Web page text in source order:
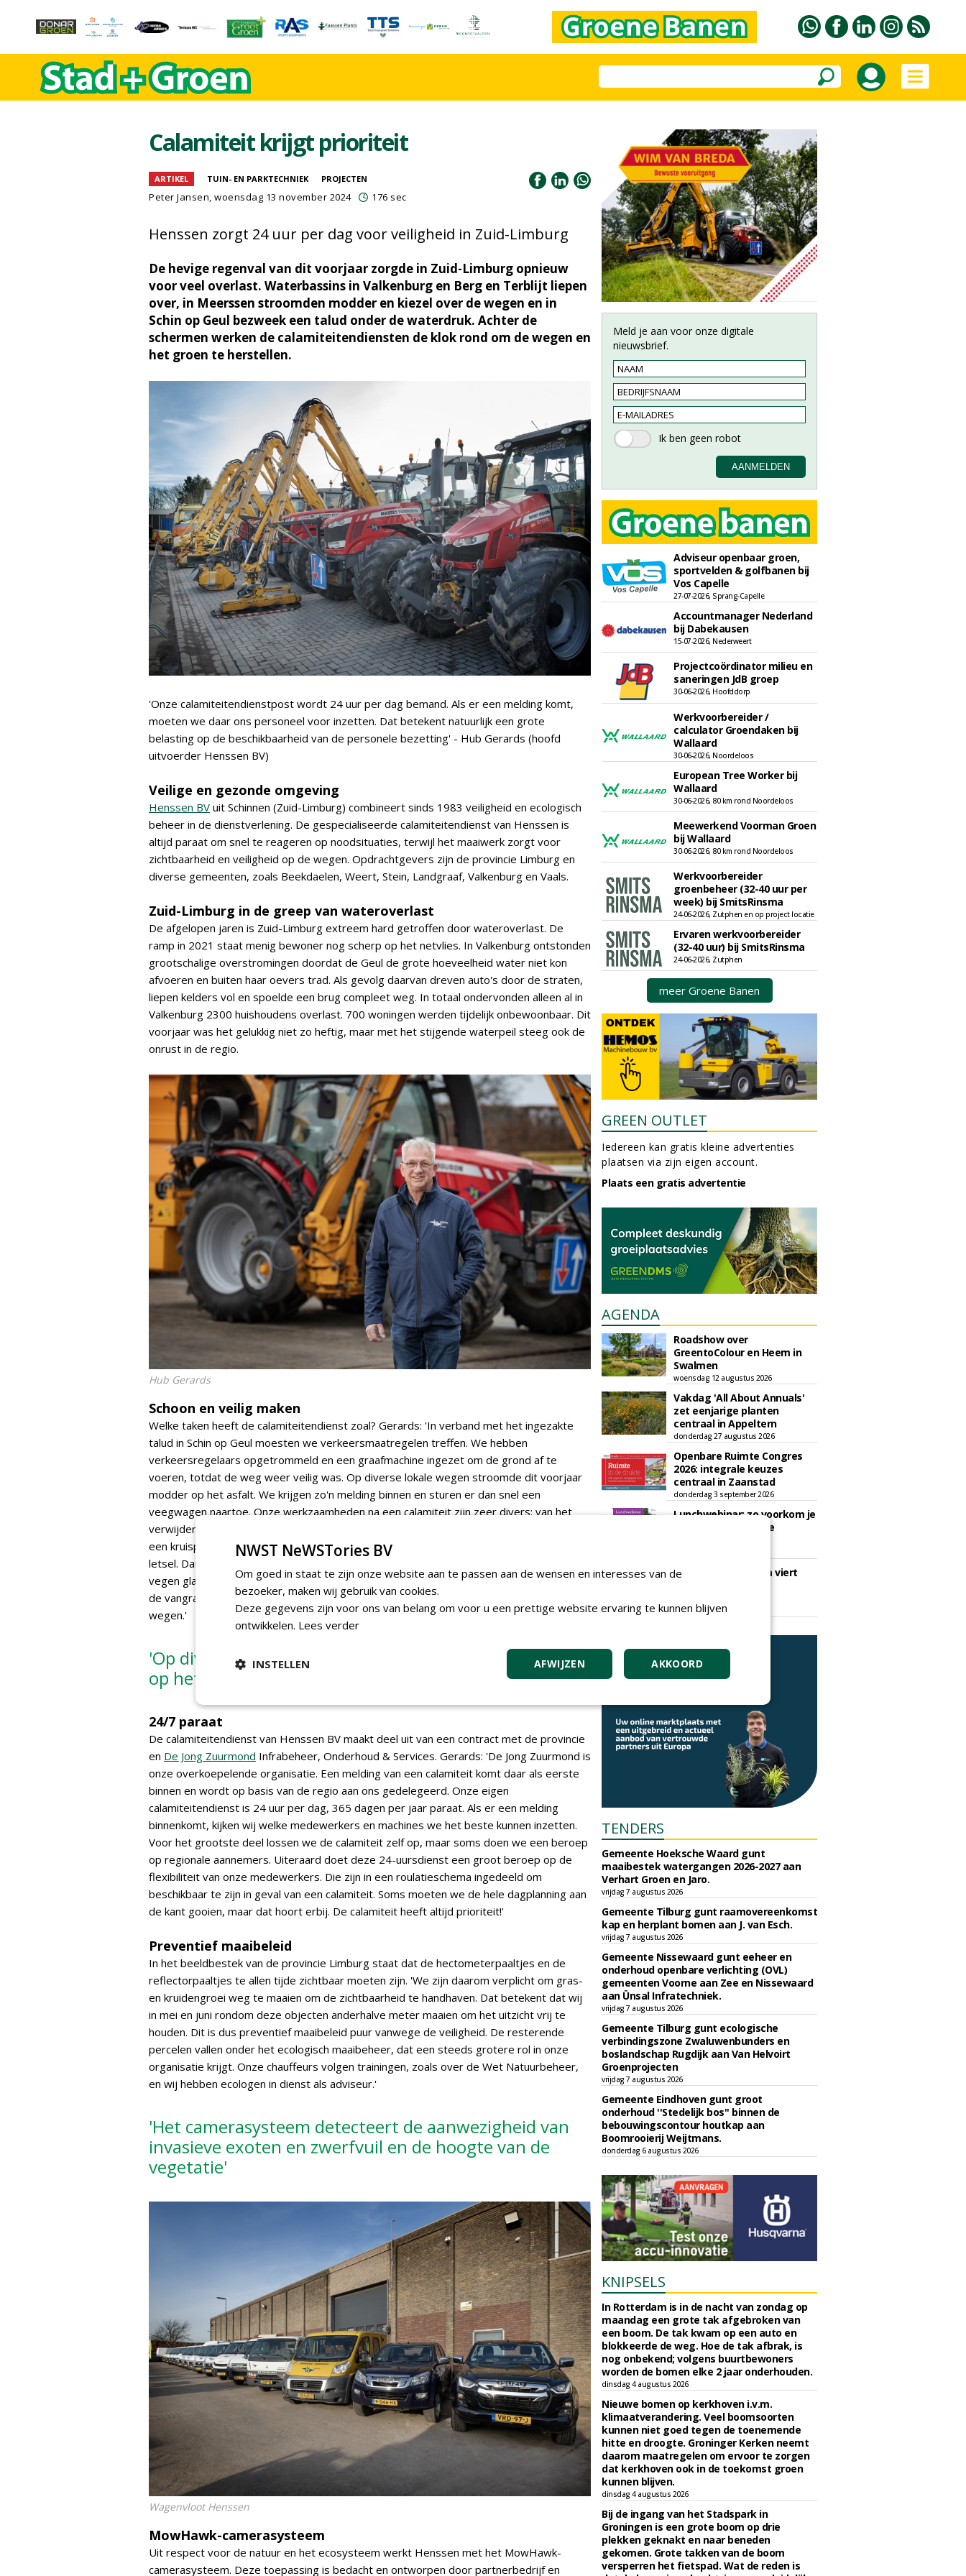
Calamiteit krijgt prioriteit
ARTIKEL TUIN- EN PARKTECHNIEK PROJECTEN
Peter Jansen, woensdag 13 november 2024 176 sec
Henssen zorgt 24 uur per dag voor veiligheid in Zuid-Limburg
De hevige regenval van dit voorjaar zorgde in Zuid-Limburg opnieuw
voor veel overlast. Waterbassins in Valkenburg en Berg en Terblijt liepen
over, in Meerssen stroomden modder en kiezel over de wegen en in
Schin op Geul bezweek een talud onder de waterdruk. Achter de
schermen werken de calamiteitendiensten de klok rond om de wegen en
het groen te herstellen.
'Onze calamiteitendienstpost wordt 24 uur per dag bemand. Als er een melding komt,
moeten we daar ons personeel voor inzetten. Dat betekent natuurlijk een grote
belasting op de beschikbaarheid van de personele bezetting' - Hub Gerards (hoofd
uitvoerder Henssen BV)
Veilige en gezonde omgeving
Henssen BV uit Schinnen (Zuid-Limburg) combineert sinds 1983 veiligheid en ecologisch
beheer in de dienstverlening. De gespecialiseerde calamiteitendienst van Henssen is
altijd paraat om snel te reageren op noodsituaties, terwijl het maaiwerk zorgt voor
zichtbaarheid en veiligheid op de wegen. Opdrachtgevers zijn de provincie Limburg en
diverse gemeenten, zoals Beekdaelen, Weert, Stein, Landgraaf, Valkenburg en Vaals.
Zuid-Limburg in de greep van wateroverlast
De afgelopen jaren is Zuid-Limburg extreem hard getroffen door wateroverlast. De
ramp in 2021 staat menig bewoner nog scherp op het netvlies. In Valkenburg ontstonden
grootschalige overstromingen doordat de Geul de grote hoeveelheid water niet kon
afvoeren en buiten haar oevers trad. Als gevolg daarvan dreven auto's door de straten,
liepen kelders vol en spoelde een brug compleet weg. In totaal ondervonden alleen al in
Valkenburg 2300 huishoudens overlast. 700 woningen werden tijdelijk onbewoonbaar. Dit
voorjaar was het gelukkig niet zo heftig, maar met het stijgende waterpeil steeg ook de
onrust in de regio.
Hub Gerards
Schoon en veilig maken
Welke taken heeft de calamiteitendienst zoal? Gerards: 'In verband met het ingezakte
talud in Schin op Geul moesten we verkeersmaatregelen treffen. We hebben
verkeersregelaars opgetrommeld en een graafmachine ingezet om de grond af te
voeren, totdat de weg weer veilig was. Op diverse lokale wegen stroomde dit voorjaar
modder op het asfalt. We krijgen zo'n melding binnen en sturen er dan snel een
veegwagen naartoe. Onze werkzaamheden na een calamiteit zijn zeer divers: van het
verwijderen van een kadaver of afgebroken takken tot het regelen van het verkeer bij
een kruispunt waar de verkeersregelinstallatie kapot is. Soms is er een ongeval met
letsel. Dan vindt er een onderzoek plaats door de politie en zetten wij de weg af en
vegen glas, olie en eventueel bloed weg. We bergen het wrak niet, maar repareren wel
de vangrail als dat nodig blijkt. De kerntaak bestaat uit het schoon en veilig maken van de
wegen.'
'Op diverse lokale wegen stroomde dit voorjaar modder
op het asfalt'
24/7 paraat
De calamiteitendienst van Henssen BV maakt deel uit van een contract met de provincie
en De Jong Zuurmond Infrabeheer, Onderhoud & Services. Gerards: 'De Jong Zuurmond is
onze overkoepelende organisatie. Een melding van een calamiteit komt daar als eerste
binnen en wordt op basis van de regio aan ons gedelegeerd. Onze eigen
calamiteitendienst is 24 uur per dag, 365 dagen per jaar paraat. Als er een melding
binnenkomt, kijken wij welke medewerkers en machines we het beste kunnen inzetten.
Voor het grootste deel lossen we de calamiteit zelf op, maar soms doen we een beroep
op regionale aannemers. Uiteraard doet deze 24-uursdienst een groot beroep op de
flexibiliteit van onze medewerkers. Die zijn in een roulatieschema ingedeeld om
beschikbaar te zijn in geval van een calamiteit. Soms moeten we de hele dagplanning aan
de kant gooien, maar dat hoort erbij. De calamiteit heeft altijd prioriteit!'
Preventief maaibeleid
In het beeldbestek van de provincie Limburg staat dat de hectometerpaaltjes en de
reflectorpaaltjes te allen tijde zichtbaar moeten zijn. 'We zijn daarom verplicht om gras-
en kruidengroei weg te maaien om de zichtbaarheid te handhaven. Dat betekent dat wij
in mei en juni rondom deze objecten anderhalve meter maaien om het uitzicht vrij te
houden. Dit is dus preventief maaibeleid puur vanwege de veiligheid. De resterende
percelen vallen onder het ecologisch maaibeheer, dat een steeds grotere rol in onze
organisatie krijgt. Onze chauffeurs volgen trainingen, zoals over de Wet Natuurbeheer,
en wij hebben ecologen in dienst als adviseur.'
'Het camerasysteem detecteert de aanwezigheid van
invasieve exoten en zwerfvuil en de hoogte van de
vegetatie'
Wagenvloot Henssen
MowHawk-camerasysteem
Uit respect voor de natuur en het ecosysteem werkt Henssen met het MowHawk-
camerasysteem. Deze toepassing is bedacht en ontworpen door partnerbedrijf en
Meld je aan voor onze digitale
nieuwsbrief.
Adviseur openbaar groen,
sportvelden & golfbanen bij
Vos Capelle
27-07-2026, Sprang-Capelle
Accountmanager Nederland
bij Dabekausen
15-07-2026, Nederweert
Projectcoördinator milieu en
saneringen JdB groep
30-06-2026, Hoofddorp
Werkvoorbereider /
calculator Groendaken bij
Wallaard
30-06-2026, Noordeloos
European Tree Worker bij
Wallaard
30-06-2026, 80 km rond Noordeloos
Meewerkend Voorman Groen
bij Wallaard
30-06-2026, 80 km rond Noordeloos
Werkvoorbereider
groenbeheer (32-40 uur per
week) bij SmitsRinsma
24-06-2026, Zutphen en op project locatie
Ervaren werkvoorbereider
(32-40 uur) bij SmitsRinsma
24-06-2026, Zutphen
meer Groene Banen
GREEN OUTLET
Iedereen kan gratis kleine advertenties
plaatsen via zijn eigen account.
Plaats een gratis advertentie
AGENDA
Roadshow over
GreentoColour en Heem in
Swalmen
woensdag 12 augustus 2026
Vakdag 'All About Annuals'
zet eenjarige planten
centraal in Appeltern
donderdag 27 augustus 2026
Openbare Ruimte Congres
2026: integrale keuzes
centraal in Zaanstad
donderdag 3 september 2026
Lunchwebinar: zo voorkom je
dat natuurinclusieve
Rooftop Symposium viert
vrijdag 18 september 2026
TENDERS
Gemeente Hoeksche Waard gunt
maaibestek watergangen 2026-2027 aan
Verhart Groen en Jaro.
vrijdag 7 augustus 2026
Gemeente Tilburg gunt raamovereenkomst
kap en herplant bomen aan J. van Esch.
vrijdag 7 augustus 2026
Gemeente Nissewaard gunt eeheer en
onderhoud openbare verlichting (OVL)
gemeenten Voorne aan Zee en Nissewaard
aan Ünsal Infratechniek.
vrijdag 7 augustus 2026
Gemeente Tilburg gunt ecologische
verbindingszone Zwaluwenbunders en
boslandschap Rugdijk aan Van Helvoirt
Groenprojecten
vrijdag 7 augustus 2026
Gemeente Eindhoven gunt groot
onderhoud ''Stedelijk bos'' binnen de
bebouwingscontour houtkap aan
Boomrooierij Weijtmans.
donderdag 6 augustus 2026
KNIPSELS
In Rotterdam is in de nacht van zondag op
maandag een grote tak afgebroken van
een boom. De tak kwam op een auto en
blokkeerde de weg. Hoe de tak afbrak, is
nog onbekend; volgens buurtbewoners
worden de bomen elke 2 jaar onderhouden.
dinsdag 4 augustus 2026
Nieuwe bomen op kerkhoven i.v.m.
klimaatverandering. Veel boomsoorten
kunnen niet goed tegen de toenemende
hitte en droogte. Groninger Kerken neemt
daarom maatregelen om ervoor te zorgen
dat kerkhoven ook in de toekomst groen
kunnen blijven.
dinsdag 4 augustus 2026
Bij de ingang van het Stadspark in
Groningen is een grote boom op drie
plekken geknakt en naar beneden
gekomen. Grote takken van de boom
versperren het fietspad. Wat de reden is
NWST NeWSTories BV
Om goed in staat te zijn onze website aan te passen aan de wensen en interesses van de
bezoeker, maken wij gebruik van cookies.
Deze gegevens zijn voor ons van belang om voor u een prettige website ervaring te kunnen blijven
ontwikkelen. Lees verder
AKKOORD
AFWIJZEN
INSTELLEN